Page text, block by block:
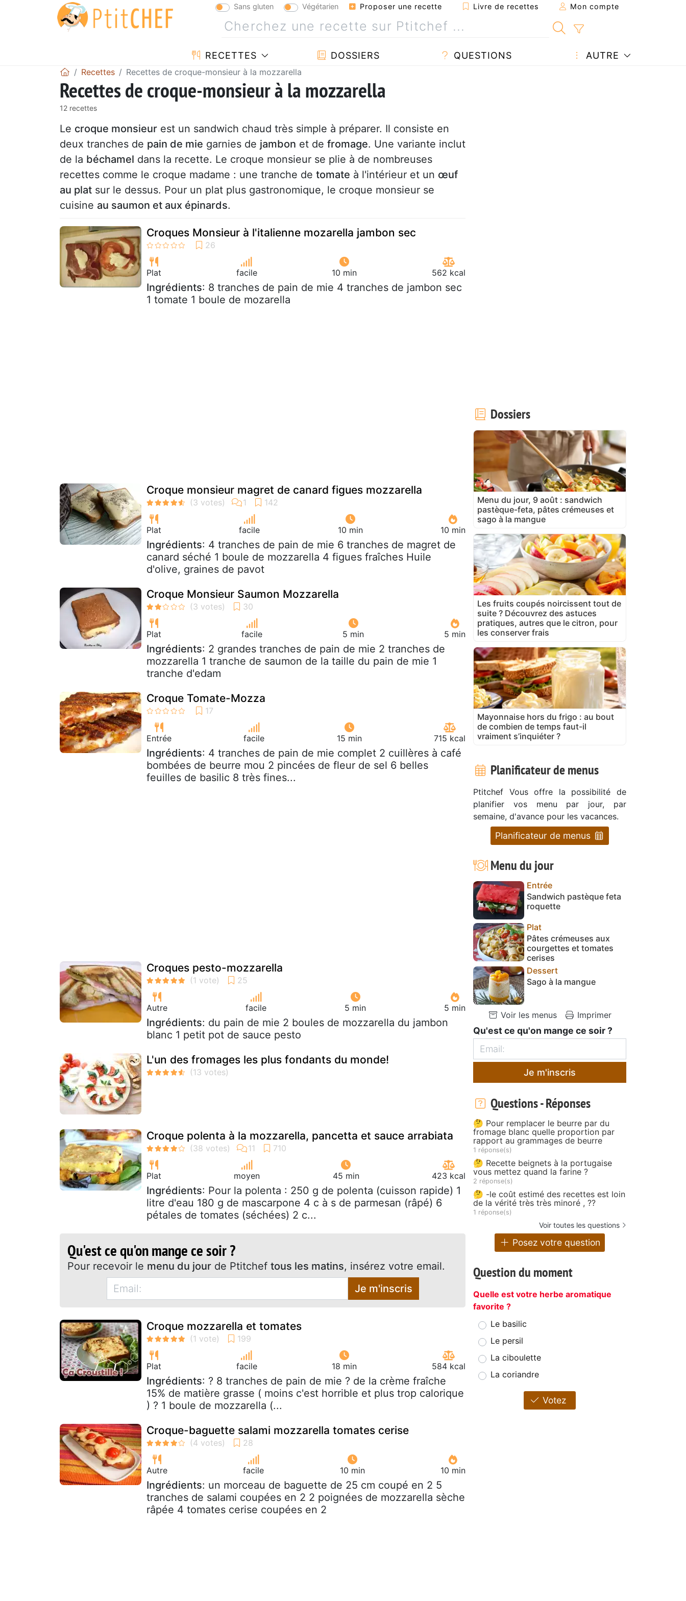
Sans gluten Végétarien Proposer une recette Livre de recettes Mon compte
RECETTES DOSSIERS QUESTIONS AUTRE
Recettes Recettes de croque-monsieur à la mozzarella
Recettes de croque-monsieur à la mozzarella
12 recettes
Le croque monsieur est un sandwich chaud très simple à préparer. Il consiste en
deux tranches de pain de mie garnies de jambon et de fromage. Une variante inclut
de la béchamel dans la recette. Le croque monsieur se plie à de nombreuses
recettes comme le croque madame : une tranche de tomate à l'intérieur et un œuf
au plat sur le dessus. Pour un plat plus gastronomique, le croque monsieur se
cuisine au saumon et aux épinards.
Croques Monsieur à l'italienne mozarella jambon sec
Plat facile 10 min 562 kcal
Ingrédients: 8 tranches de pain de mie 4 tranches de jambon sec
1 tomate 1 boule de mozarella
Croque monsieur magret de canard figues mozzarella
Plat facile 10 min 10 min
Ingrédients: 4 tranches de pain de mie 6 tranches de magret de
canard séché 1 boule de mozzarella 4 figues fraîches Huile
d'olive, graines de pavot
Croque Monsieur Saumon Mozzarella
Plat facile 5 min 5 min
Ingrédients: 2 grandes tranches de pain de mie 2 tranches de
mozzarella 1 tranche de saumon de la taille du pain de mie 1
tranche d'edam
Croque Tomate-Mozza
Entrée facile 15 min 715 kcal
Ingrédients: 4 tranches de pain de mie complet 2 cuillères à café
bombées de beurre mou 2 pincées de fleur de sel 6 belles
feuilles de basilic 8 très fines...
Croques pesto-mozzarella
Autre facile 5 min 5 min
Ingrédients: du pain de mie 2 boules de mozzarella du jambon
blanc 1 petit pot de sauce pesto
L'un des fromages les plus fondants du monde!
Croque polenta à la mozzarella, pancetta et sauce arrabiata
Plat moyen 45 min 423 kcal
Ingrédients: Pour la polenta : 250 g de polenta (cuisson rapide) 1
litre d'eau 180 g de mascarpone 4 c à s de parmesan (râpé) 6
pétales de tomates (séchées) 2 c...
Qu'est ce qu'on mange ce soir ?
Pour recevoir le menu du jour de Ptitchef tous les matins, insérez votre email.
Je m'inscris
Croque mozzarella et tomates
Plat facile 18 min 584 kcal
Ingrédients: ? 8 tranches de pain de mie ? de la crème fraîche
15% de matière grasse ( moins c'est horrible et plus trop calorique
) ? 1 boule de mozzarella (...
Croque-baguette salami mozzarella tomates cerise
Autre facile 10 min 10 min
Ingrédients: un morceau de baguette de 25 cm coupé en 2 5
tranches de salami coupées en 2 2 poignées de mozzarella sèche
râpée 4 tomates cerise coupées en 2
Dossiers
Menu du jour, 9 août : sandwich
pastèque-feta, pâtes crémeuses et
sago à la mangue
Les fruits coupés noircissent tout de
suite ? Découvrez des astuces
pratiques, autres que le citron, pour
les conserver frais
Mayonnaise hors du frigo : au bout
de combien de temps faut-il
vraiment s’inquiéter ?
Planificateur de menus
Ptitchef Vous offre la possibilité de
planifier vos menu par jour, par
semaine, d'avance pour les vacances.
Planificateur de menus
Menu du jour
Entrée
Sandwich pastèque feta
roquette
Plat
Pâtes crémeuses aux
courgettes et tomates
cerises
Dessert
Sago à la mangue
Voir les menus Imprimer
Qu'est ce qu'on mange ce soir ?
Je m'inscris
Questions - Réponses
🤔 Pour remplacer le beurre par du
fromage blanc quelle proportion par
rapport au grammages de beurre
1 réponse(s)
🤔 Recette beignets à la portugaise
vous mettez quand la farine ?
2 réponse(s)
🤔 -le coût estimé des recettes est loin
de la vérité très très minoré , ??
1 réponse(s)
Voir toutes les questions
Posez votre question
Question du moment
Quelle est votre herbe aromatique
favorite ?
Le basilic
Le persil
La ciboulette
La coriandre
Votez